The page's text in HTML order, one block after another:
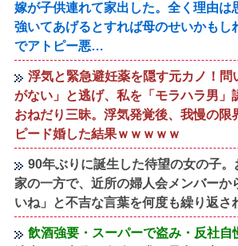
嫁が子供連れて家出した。全く理由は
強いてあげるとすれば母のせいかもし
でアトピー悪…
浮気と緊急避妊薬を隠す元カノ！問
がない」と逃げ、私を「モラハラ男」
おねだり三昧。浮気発覚後、我慢の限
ピード婚した結果ｗｗｗｗｗ
90年ぶりに誕生した待望の女の子
家の一方で、近所の婦人会メンバーか
いね」と不吉な言葉を何度も繰り返さ
飲酒強要・スーパーで盗み・反社自